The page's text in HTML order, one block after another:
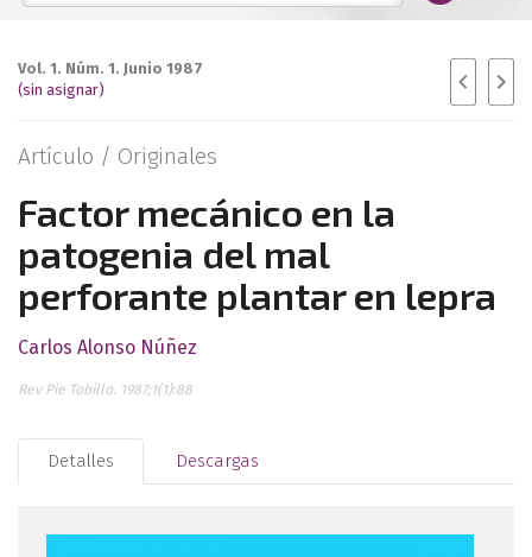
Vol. 1. Núm. 1. Junio 1987
(sin asignar)
Artículo / Originales
Factor mecánico en la
patogenia del mal
perforante plantar en lepra
Carlos Alonso Núñez
Rev Pie Tobillo. 1987;1(1):88
Detalles Descargas